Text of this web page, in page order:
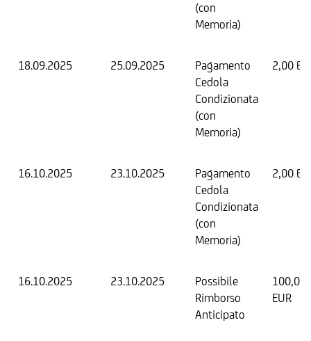
(con
Memoria)
18.09.2025 25.09.2025
Pagamento
Cedola
Condizionata
(con
Memoria)
2,00
16.10.2025 23.10.2025
Pagamento
Cedola
Condizionata
(con
Memoria)
2,00
16.10.2025 23.10.2025
Possibile
Rimborso
Anticipato
100,00
EUR